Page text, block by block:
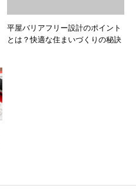
平屋バリアフリー設計のポイント
とは？快適な住まいづくりの秘訣